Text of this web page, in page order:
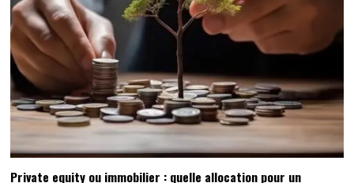
Private equity ou immobilier : quelle allocation pour un